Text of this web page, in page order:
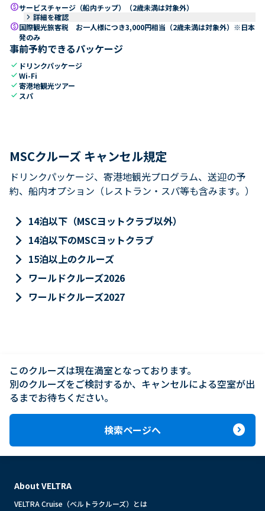
paidサービスチャージ（船内チップ）（2歳未満は対象外）
keyboard_arrow_right 詳細を確認
paid国際観光旅客税 お一人様につき3,000円相当（2歳未満は対象外）※日本
発のみ
事前予約できるパッケージ
check ドリンクパッケージ
checkWi-Fi
check寄港地観光ツアー
check スパ
MSCクルーズ キャンセル規定
ドリンクパッケージ、寄港地観光プログラム、送迎の予
約、船内オプション（レストラン・スパ等も含みます。）
keyboard_arrow_right 14泊以下（MSCヨットクラブ以外）
keyboard_arrow_right 14泊以下のMSCヨットクラブ
keyboard_arrow_right 15泊以上のクルーズ
keyboard_arrow_right ワールドクルーズ2026
keyboard_arrow_right ワールドクルーズ2027
このクルーズは現在満室となっております。
別のクルーズをご検討するか、キャンセルによる空室が出
るまでお待ちください。
検索ページへ expand_circle_right
About VELTRA
VELTRA Cruise（ベルトラクルーズ）とは